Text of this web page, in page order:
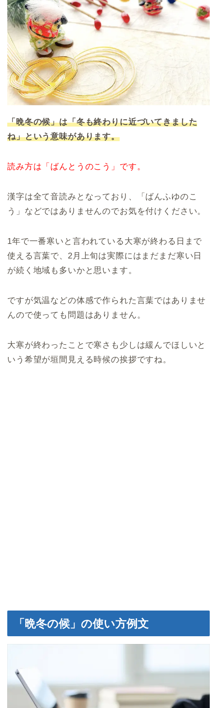
「晩冬の候」は「冬も終わりに近づいてきました
ね」という意味があります。
読み方は「ばんとうのこう」です。
漢字は全て音読みとなっており、「ばんふゆのこ
う」などではありませんのでお気を付けください。
1年で一番寒いと言われている大寒が終わる日まで
使える言葉で、2月上旬は実際にはまだまだ寒い日
が続く地域も多いかと思います。
ですが気温などの体感で作られた言葉ではありませ
んので使っても問題はありません。
大寒が終わったことで寒さも少しは緩んでほしいと
いう希望が垣間見える時候の挨拶ですね。
「晩冬の候」の使い方例文